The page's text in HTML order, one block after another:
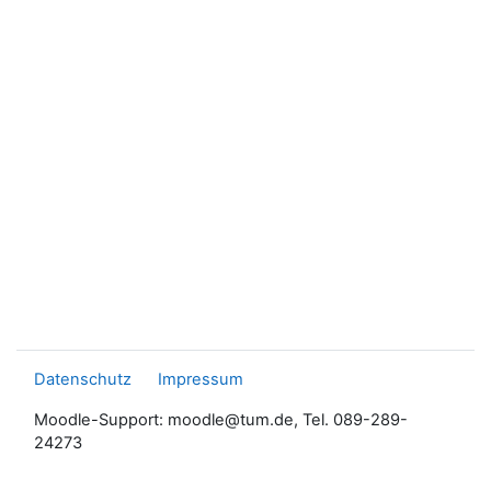
Datenschutz Impressum
Moodle-Support: moodle@tum.de, Tel. 089-289-
24273